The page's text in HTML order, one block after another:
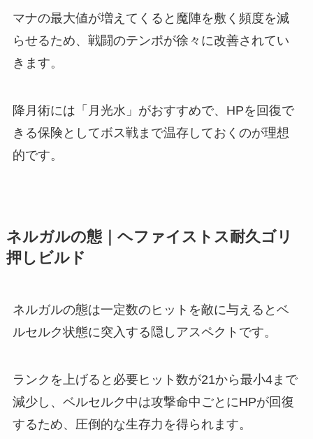
マナの最大値が増えてくると魔陣を敷く頻度を減
らせるため、戦闘のテンポが徐々に改善されてい
きます。
降月術には「月光水」がおすすめで、HPを回復で
きる保険としてボス戦まで温存しておくのが理想
的です。
ネルガルの態｜ヘファイストス耐久ゴリ
押しビルド
ネルガルの態は一定数のヒットを敵に与えるとベ
ルセルク状態に突入する隠しアスペクトです。
ランクを上げると必要ヒット数が21から最小4まで
減少し、ベルセルク中は攻撃命中ごとにHPが回復
するため、圧倒的な生存力を得られます。